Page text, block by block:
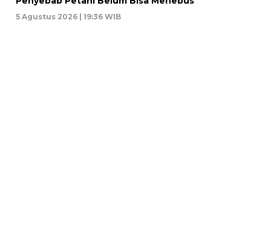
5 Agustus 2026 | 19:36 WIB